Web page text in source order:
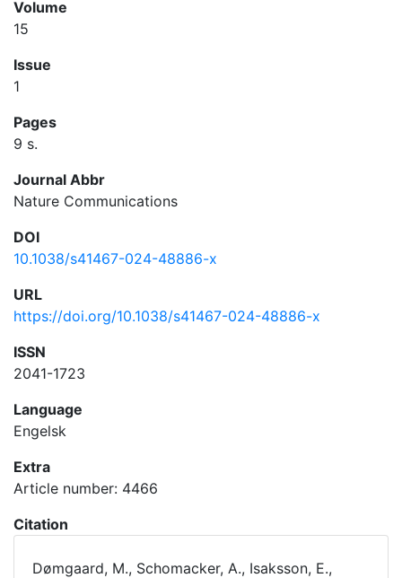
Volume
15
Issue
1
Pages
9 s.
Journal Abbr
Nature Communications
DOI
10.1038/s41467-024-48886-x
URL
https://doi.org/10.1038/s41467-024-48886-x
ISSN
2041-1723
Language
Engelsk
Extra
Article number: 4466
Citation
Dømgaard, M., Schomacker, A., Isaksson, E.,